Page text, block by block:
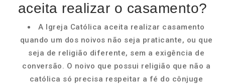
aceita realizar o casamento?
A Igreja Católica aceita realizar casamento
quando um dos noivos não seja praticante, ou que
seja de religião diferente, sem a exigência de
conversão. O noivo que possui religião que não a
católica só precisa respeitar a fé do cônjuge